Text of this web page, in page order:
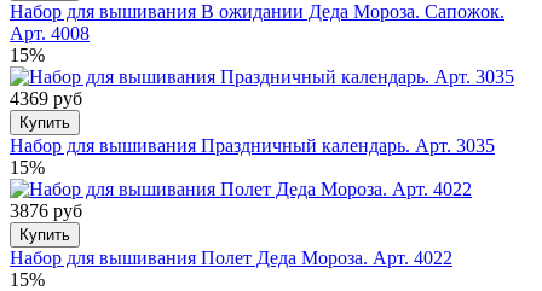
Набор для вышивания В ожидании Деда Мороза. Сапожок.
Арт. 4008
15%
4369 руб
Купить
Набор для вышивания Праздничный календарь. Арт. 3035
15%
3876 руб
Купить
Набор для вышивания Полет Деда Мороза. Арт. 4022
15%